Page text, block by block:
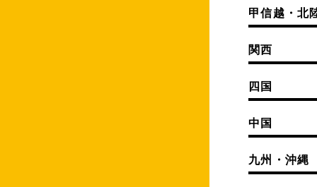
甲信越・北
関西
四国
中国
九州・沖縄